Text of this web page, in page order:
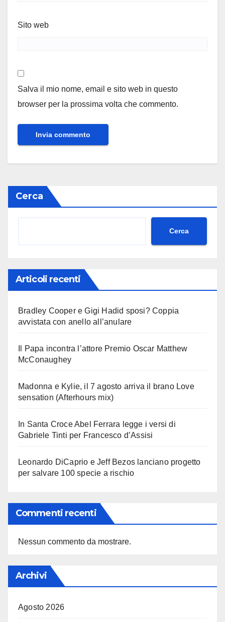
Sito web
Salva il mio nome, email e sito web in questo
browser per la prossima volta che commento.
Cerca
Cerca
Articoli recenti
Bradley Cooper e Gigi Hadid sposi? Coppia
avvistata con anello all’anulare
Il Papa incontra l’attore Premio Oscar Matthew
McConaughey
Madonna e Kylie, il 7 agosto arriva il brano Love
sensation (Afterhours mix)
In Santa Croce Abel Ferrara legge i versi di
Gabriele Tinti per Francesco d’Assisi
Leonardo DiCaprio e Jeff Bezos lanciano progetto
per salvare 100 specie a rischio
Commenti recenti
Nessun commento da mostrare.
Archivi
Agosto 2026